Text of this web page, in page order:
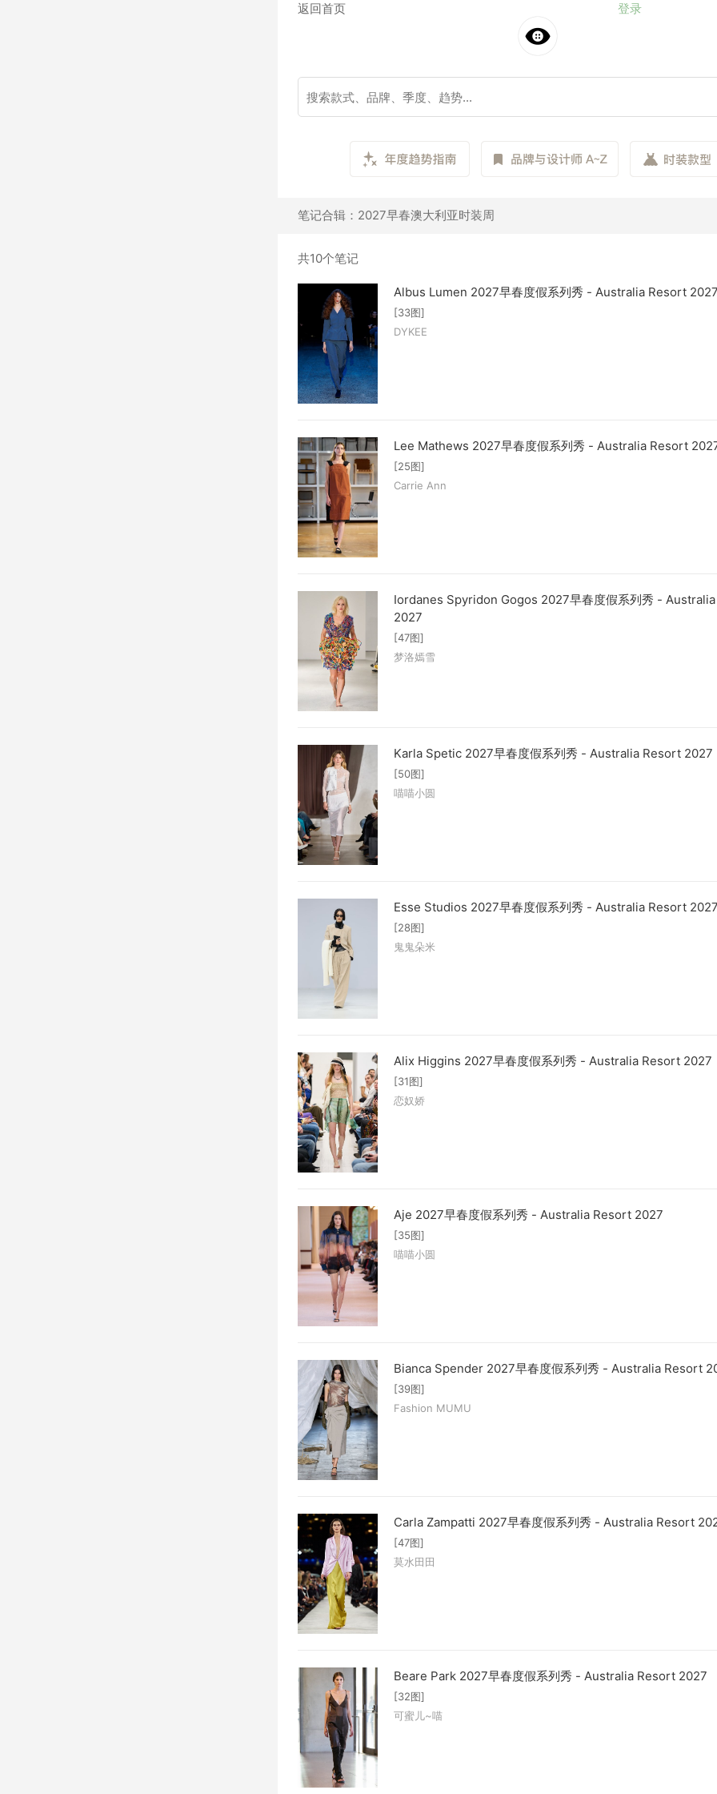
返回首页 登录
笔记合辑：2027早春澳大利亚时装周
共10个笔记
Albus Lumen 2027早春度假系列秀 - Australia Resort
[33图]
DYKEE
Lee Mathews 2027早春度假系列秀 - Australia Resort
[25图]
Carrie Ann
Iordanes Spyridon Gogos 2027早春度假系列秀 -
2027
[47图]
梦洛嫣雪
Karla Spetic 2027早春度假系列秀 - Australia Resort 2027
[50图]
喵喵小圆
Esse Studios 2027早春度假系列秀 - Australia Resort
[28图]
鬼鬼朵米
Alix Higgins 2027早春度假系列秀 - Australia Resort 2027
[31图]
恋奴娇
Aje 2027早春度假系列秀 - Australia Resort 2027
[35图]
喵喵小圆
Bianca Spender 2027早春度假系列秀 - Australia Resort
[39图]
Fashion MUMU
Carla Zampatti 2027早春度假系列秀 - Australia Resort
[47图]
莫水田田
Beare Park 2027早春度假系列秀 - Australia Resort 2027
[32图]
可蜜儿~喵